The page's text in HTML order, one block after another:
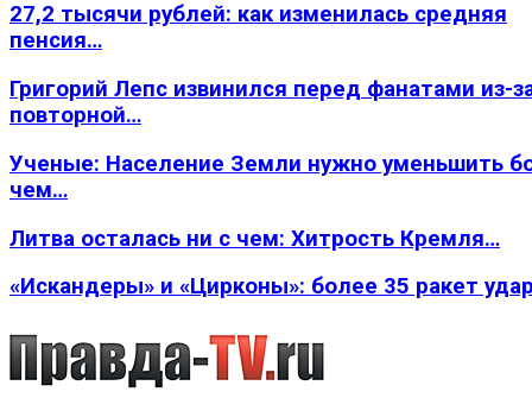
27,2 тысячи рублей: как изменилась средняя
пенсия…
Григорий Лепс извинился перед фанатами из-
повторной…
Ученые: Население Земли нужно уменьшить
чем…
Литва осталась ни с чем: Хитрость Кремля…
«Искандеры» и «Цирконы»: более 35 ракет